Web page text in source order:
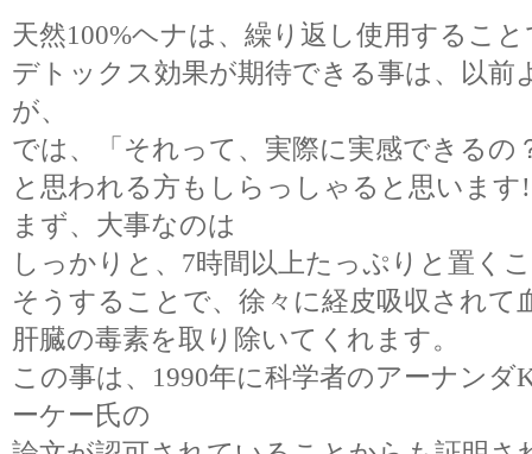
天然100%ヘナは、繰り返し使用すること
デトックス効果が期待できる事は、以前
が、
では、「それって、実際に実感できるの
と思われる方もしらっしゃると思います!
まず、大事なのは
しっかりと、7時間以上たっぷりと置く
そうすることで、徐々に経皮吸収されて
肝臓の毒素を取り除いてくれます。
この事は、1990年に科学者のアーナン
ーケー氏の